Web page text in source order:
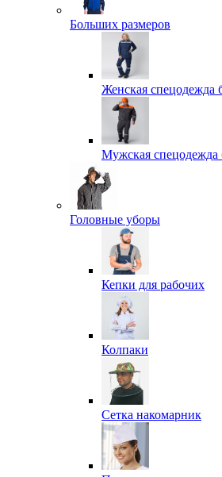
Больших размеров
Женская спецодежда
Мужская спецодежда
Головные уборы
Кепки для рабочих
Колпаки
Сетка накомарник